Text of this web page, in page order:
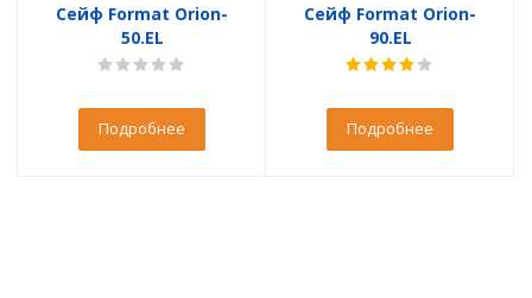
Сейф Format Orion-
50.EL
Подробнее
Сейф Format Orion-
90.EL
Подробнее